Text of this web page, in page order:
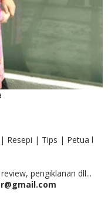
Resepi | Tips | Petua l
pengiklanan dll...